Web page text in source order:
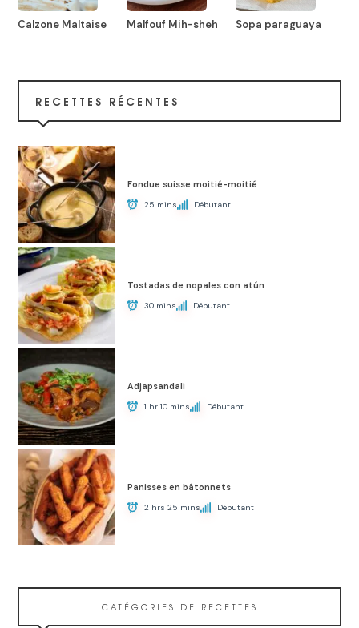
Calzone Maltaise Malfouf Mih-sheh Sopa paraguaya
RECETTES RÉCENTES
Fondue suisse moitié-moitié
25 mins Débutant
Tostadas de nopales con atún
30 mins Débutant
Adjapsandali
1 hr 10 mins Débutant
Panisses en bâtonnets
2 hrs 25 mins Débutant
CATÉGORIES DE RECETTES